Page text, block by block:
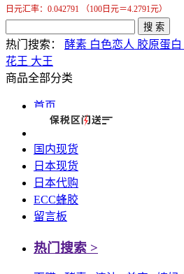
日元汇率：0.042791 （100日元＝4.2791元）
搜 索
热门搜索： 酵素 白色恋人 胶原蛋白
花王 大王
商品全部分类
首页
国内现货
日本现货
日本代购
ECC蜂胶
留言板
热门搜索 >